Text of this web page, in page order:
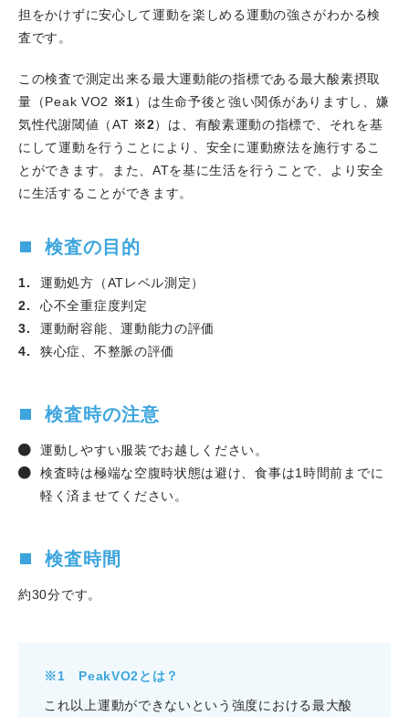
Heart JournalにPublishされました。
担をかけずに安心して運動を楽しめる運動の強さがわかる検
査です。
この検査で測定出来る最大運動能の指標である最大酸素摂取
量（Peak VO2 ※1）は生命予後と強い関係がありますし、嫌
気性代謝閾値（AT ※2）は、有酸素運動の指標で、それを基
にして運動を行うことにより、安全に運動療法を施行するこ
とができます。また、ATを基に生活を行うことで、より安全
に生活することができます。
検査の目的
運動処方（ATレベル測定）
心不全重症度判定
運動耐容能、運動能力の評価
狭心症、不整脈の評価
検査時の注意
運動しやすい服装でお越しください。
検査時は極端な空腹時状態は避け、食事は1時間前までに
軽く済ませてください。
検査時間
約30分です。
※1 PeakVO2とは？
これ以上運動ができないという強度における最大酸